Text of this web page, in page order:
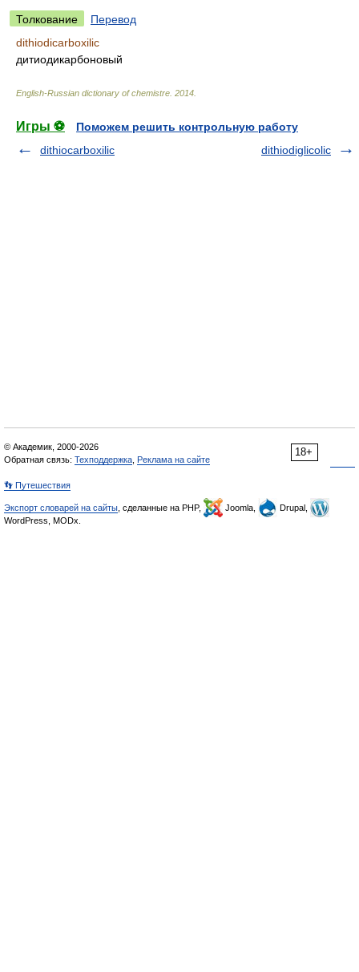
Толкование
Перевод
dithiodicarboxilic
дитиодикарбоновый
English-Russian dictionary of chemistre 2014
Игры ⚽
Поможем решить контрольную работу
dithiocarboxilic
dithiodiglicolic
18+
© Академик, 2000-2026
Обратная связь: Техподдержка Реклама на сайте
👣 Путешествия
Экспорт словарей на сайты , сделанные на PHP, Joomla,
Drupal,
WordPress, MODx.